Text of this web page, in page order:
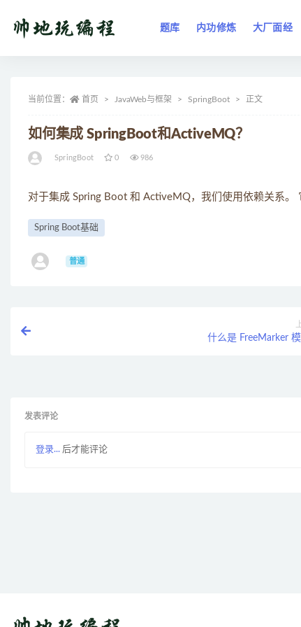
题库 内功修炼 大厂面经
当前位置： 首页 JavaWeb与框架 SpringBoot 正文
如何集成 SpringBoot和ActiveMQ？
SpringBoot 0 986
对于集成 Spring Boot 和 ActiveMQ，我们使用依赖关系。
Spring Boot基础
普通
什么是 FreeMarker 模
发表评论
登录... 后才能评论